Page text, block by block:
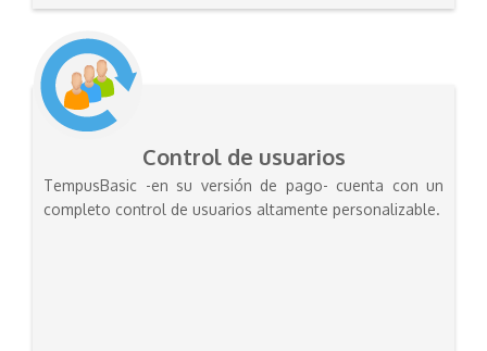
Control de usuarios
TempusBasic -en su versión de pago- cuenta con un
completo control de usuarios altamente personalizable.